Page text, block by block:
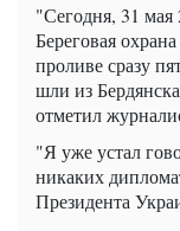
"Сегодня, 31 мая
Береговая
проливе сразу
шли из
отметил
"Я уже устал
никаких
Президента